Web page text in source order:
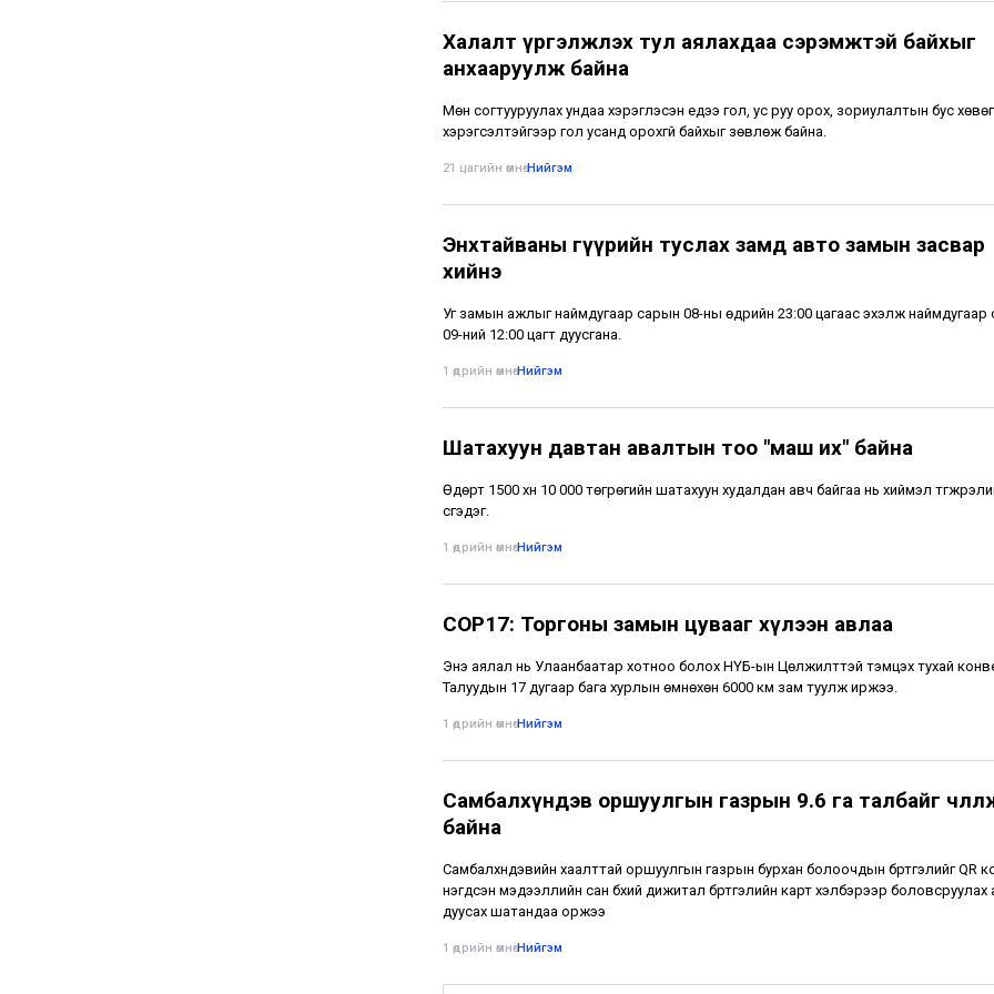
Халалт үргэлжлэх тул аялахдаа сэрэмжтэй байхыг
анхааруулж байна
Мөн согтууруулах ундаа хэрэглэсэн үедээ гол, ус руу орох, зориулалтын бус
хэрэгсэлтэйгээр гол усанд орохгүй байхыг зөвлөж байна.
21 цагийн өмнө•Нийгэм
Энхтайваны гүүрийн туслах замд авто замын засвар
хийнэ
Уг замын ажлыг наймдугаар сарын 08-ны өдрийн 23:00 цагаас эхэлж наймдугаар
09-ний 12:00 цагт дуусгана.
1 өдрийн өмнө•Нийгэм
Шатахуун давтан авалтын тоо "маш их" байна
Өдөрт 1500 хүн 10 000 төгрөгийн шатахуун худалдан авч байгаа нь хиймэл
үүсгэдэг.
1 өдрийн өмнө•Нийгэм
COP17: Торгоны замын цувааг хүлээн авлаа
Энэ аялал нь Улаанбаатар хотноо болох НҮБ-ын Цөлжилттэй тэмцэх тухай
Талуудын 17 дугаар бага хурлын өмнөхөн 6000 км зам туулж иржээ.
1 өдрийн өмнө•Нийгэм
Самбалхүндэв оршуулгын газрын 9.6 га талбайг
байна
Самбалхүндэвийн хаалттай оршуулгын газрын бурхан болоочдын бүртгэлийг QR
нэгдсэн мэдээллийн сан бүхий дижитал бүртгэлийн карт хэлбэрээр боловсруулах
дуусах шатандаа оржээ
1 өдрийн өмнө•Нийгэм